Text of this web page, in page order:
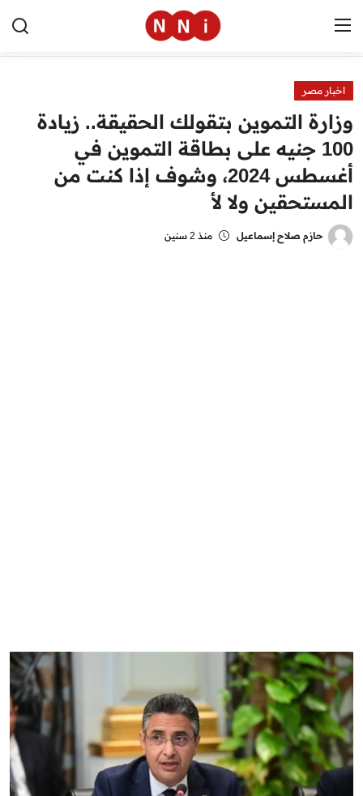
الرئيسية
اخبار مصر
العالم
الرياضة
مال وأعمال
اخبار مصر
وزارة التموين بتقولك الحقيقة.. زيادة
100 جنيه على بطاقة التموين في
أغسطس 2024، وشوف إذا كنت من
المستحقين ولا لأ
حازم صلاح إسماعيل منذ 2 سنين